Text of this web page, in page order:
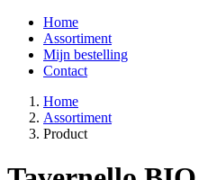
Home
Assortiment
Mijn bestelling
Contact
Home
Assortiment
Product